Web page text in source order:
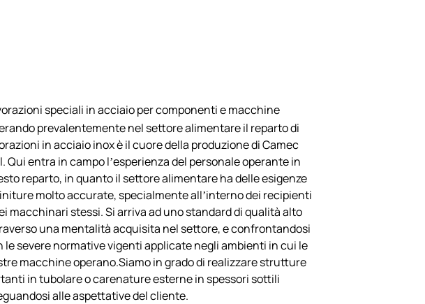
speciali in acciaio per componenti e macchine
prevalentemente nel settore alimentare il reparto di
in acciaio inox è il cuore della produzione di Camec
Qui entra in campo l’esperienza del personale operante in
reparto, in quanto il settore alimentare ha delle esigenze
molto accurate, specialmente all’interno dei recipienti
macchinari stessi. Si arriva ad uno standard di qualità alto
una mentalità acquisita nel settore, e confrontandosi
le severe normative vigenti applicate negli ambienti in cui le
macchine operano.Siamo in grado di realizzare strutture
in tubolare o carenature esterne in spessori sottili
alle aspettative del cliente.